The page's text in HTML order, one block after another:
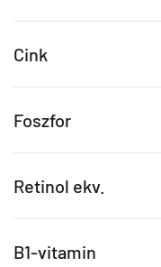
Cink
Foszfor
Retinol ekv.
B1-vitamin